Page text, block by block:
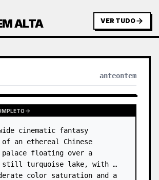
ALTA VER TUDO
anteontem
cinematic fantasy
of an ethereal Chinese
floating over a
still turquoise lake, with
color saturation and a